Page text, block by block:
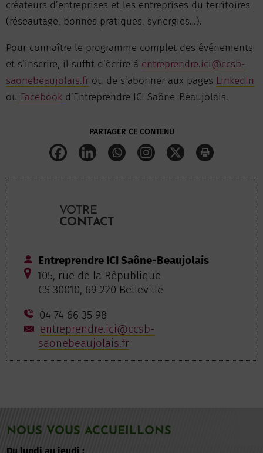
créateurs d’entreprises et les entreprises du territoires
(réseautage, bonnes pratiques, synergies…).
Pour connaître le programme complet des événements
et s’inscrire, il suffit d’écrire à entreprendre.ici@ccsb-
saonebeaujolais.fr ou de s’abonner aux pages LinkedIn
ou Facebook d’Entreprendre ICI Saône-Beaujolais.
PARTAGER CE CONTENU
VOTRE
CONTACT
Entreprendre ICI Saône-Beaujolais
105, rue de la République
CS 30010, 69 220 Belleville
04 74 66 35 98
entreprendre.ici@ccsb-
saonebeaujolais.fr
NOUS VOUS ACCUEILLONS
Du lundi au jeudi :